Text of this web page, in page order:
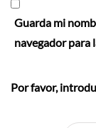
Guarda mi
navegador para
Por favor,